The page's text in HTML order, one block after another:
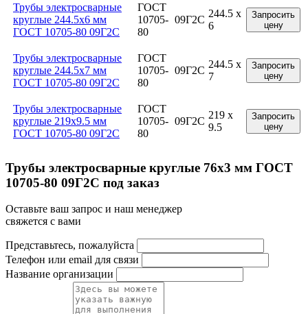
Трубы электросварные
круглые 244.5x6 мм
ГОСТ 10705-80 09Г2С
ГОСТ
10705-
80
09Г2С
244.5 x
6
Запросить
цену
Трубы электросварные
круглые 244.5x7 мм
ГОСТ 10705-80 09Г2С
ГОСТ
10705-
80
09Г2С
244.5 x
7
Запросить
цену
Трубы электросварные
круглые 219x9.5 мм
ГОСТ 10705-80 09Г2С
ГОСТ
10705-
80
09Г2С
219 x
9.5
Запросить
цену
Трубы электросварные круглые 76x3 мм ГОСТ
10705-80 09Г2С под заказ
Оставьте ваш запрос и наш менеджер
свяжется с вами
Представьтесь, пожалуйста
Телефон или email для связи
Название организации